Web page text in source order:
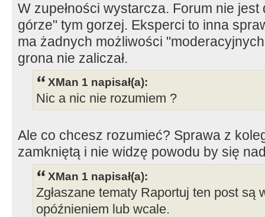
W zupełności wystarcza. Forum nie
górze" tym gorzej. Eksperci to inna
ma żadnych możliwości
grona nie zaliczał.
XMan 1 napisał(a):
Nic a nic nie rozumiem ?
Ale co chcesz rozumieć? Sprawa z
zamkniętą i nie widzę powodu by się
XMan 1 napisał(a):
Zgłaszane tematy Raportuj ten post są
opóźnieniem lub wcale.